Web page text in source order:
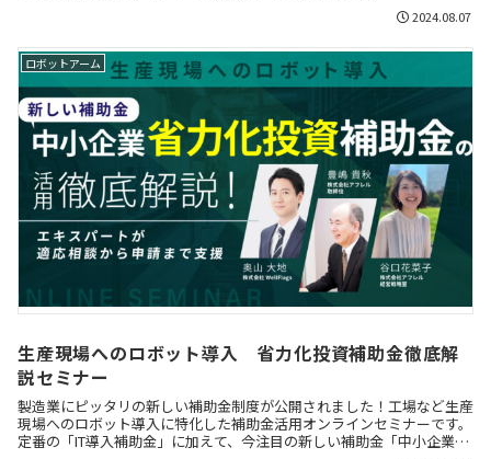
2024.08.07
ロボットアーム
生産現場へのロボット導入 省力化投資補助金徹底解
説セミナー
製造業にピッタリの新しい補助金制度が公開されました！工場など生産
現場へのロボット導入に特化した補助金活用オンラインセミナーです。
定番の「IT導入補助金」に加えて、今注目の新しい補助金「中小企業省